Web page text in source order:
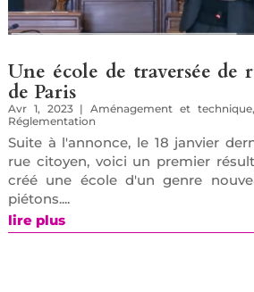
Une école de traversée
de Paris
Avr 1, 2023|Aménagement et technique
Réglementation
Suite à l'annonce, le 18 janvier
rue citoyen, voici un premier
créé une école d'un genre
piétons....
lire plus